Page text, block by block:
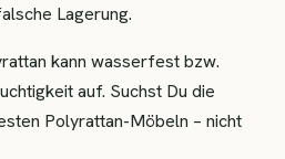
Lagerung.
kann wasserfest bzw.
auf. Suchst Du die
Polyrattan-Möbeln – nicht